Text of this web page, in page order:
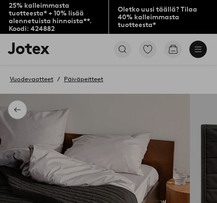
25% kalleimmasta
tuotteesta* + 10% lisää
alennetuista hinnoista**.
Koodi: 424882
Oletko uusi täällä? Tilaa
40% kalleimmasta
tuotteesta*
Jotex-
logo
aloitussivulle
Siirry
Siirry
Takaisin
Vuodevaatteet Päiväpeitteet